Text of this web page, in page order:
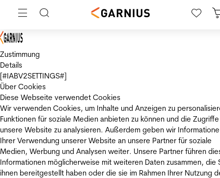
Zustimmung
Details
[#IABV2SETTINGS#]
Über Cookies
Diese Webseite verwendet Cookies
Wir verwenden Cookies, um Inhalte und Anzeigen zu
Funktionen für soziale Medien anbieten zu können und die
unsere Website zu analysieren. Außerdem geben wir
Ihrer Verwendung unserer Website an unsere Partner für soziale
Medien, Werbung und Analysen weiter. Unsere Partner führen
Informationen möglicherweise mit weiteren Daten zusammen, die
ihnen bereitgestellt haben oder die sie im Rahmen Ihrer Nutzung